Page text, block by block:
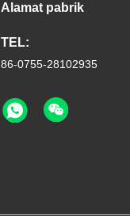
Alamat pabrik
TEL:
86-0755-28102935